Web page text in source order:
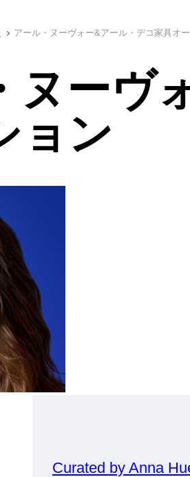
アール・ヌーヴォー&アール・デコ家具オ
ヌーヴ
ョン
Curated by Anna